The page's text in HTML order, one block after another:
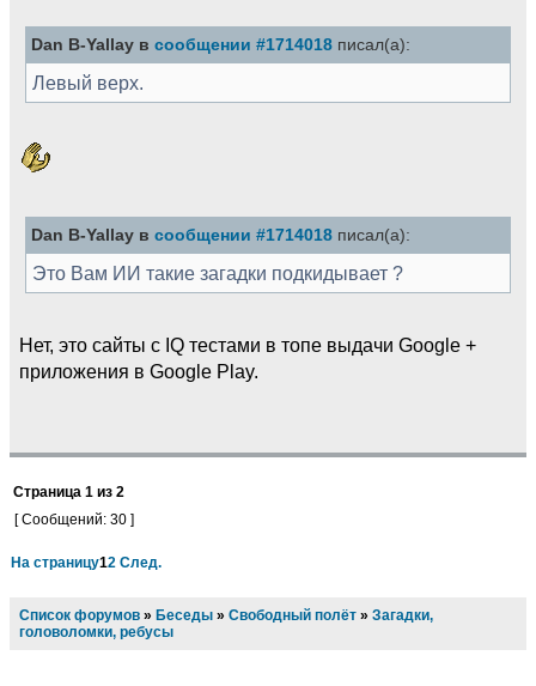
Dan B-Yallay в сообщении #1714018 писал(а):
Левый верх.
Dan B-Yallay в сообщении #1714018 писал(а):
Это Вам ИИ такие загадки подкидывает ?
Нет, это сайты с IQ тестами в топе выдачи Google +
приложения в Google Play.
Страница 1 из 2
[ Сообщений: 30 ]
На страницу12 След.
Список форумов » Беседы » Свободный полёт » Загадки,
головоломки, ребусы